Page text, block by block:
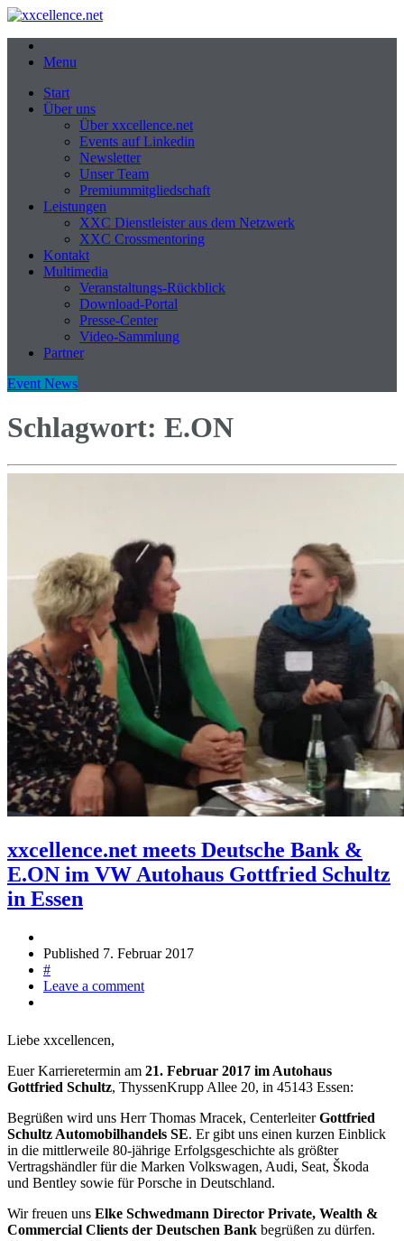
Menu
Start
Über uns
Über xxcellence.net
Events auf Linkedin
Newsletter
Unser Team
Premiummitgliedschaft
Leistungen
XXC Dienstleister aus dem Netzwerk
XXC Crossmentoring
Kontakt
Multimedia
Veranstaltungs-Rückblick
Download-Portal
Presse-Center
Video-Sammlung
Partner
Event News
Schlagwort: E.ON
xxcellence.net meets Deutsche Bank &
E.ON im VW Autohaus Gottfried Schultz
in Essen
Published 7. Februar 2017
#
Leave a comment
Liebe xxcellencen,
Euer Karrieretermin am 21. Februar 2017 im Autohaus
Gottfried Schultz, ThyssenKrupp Allee 20, in 45143 Essen:
Begrüßen wird uns Herr Thomas Mracek, CenterleiterGottfried
Schultz Automobilhandels SE. Er gibt uns einen kurzen Einblick
in die mittlerweile 80-jährige Erfolgsgeschichte als größter
Vertragshändler für die Marken Volkswagen, Audi, Seat, Škoda
und Bentley sowie für Porsche in Deutschland.
Wir freuen uns Elke Schwedmann Director Private, Wealth &
Commercial Clients der Deutschen Bank begrüßen zu dürfen.